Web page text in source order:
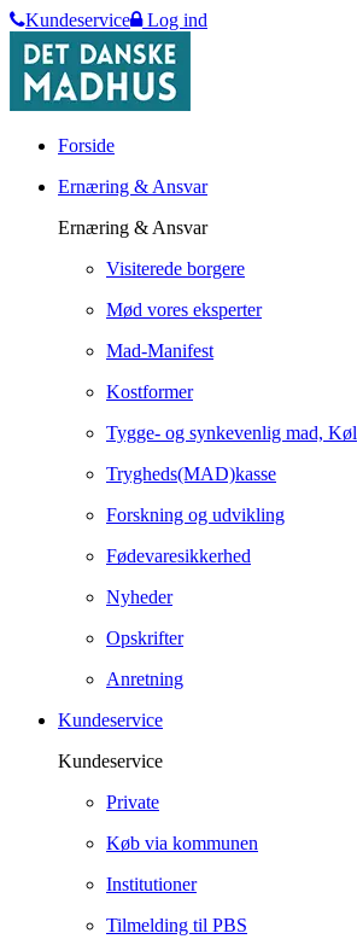
Kundeservice Log ind
Forside
Ernæring & Ansvar
Ernæring & Ansvar
Visiterede borgere
Mød vores eksperter
Mad-Manifest
Kostformer
Tygge- og synkevenlig mad, Køl
Trygheds(MAD)kasse
Forskning og udvikling
Fødevaresikkerhed
Nyheder
Opskrifter
Anretning
Kundeservice
Kundeservice
Private
Køb via kommunen
Institutioner
Tilmelding til PBS